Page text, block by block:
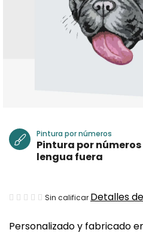
Personalizado y fabricado
Pintura por números
Pintura por
lengua fuera
La
media
Sin calificar Detalles